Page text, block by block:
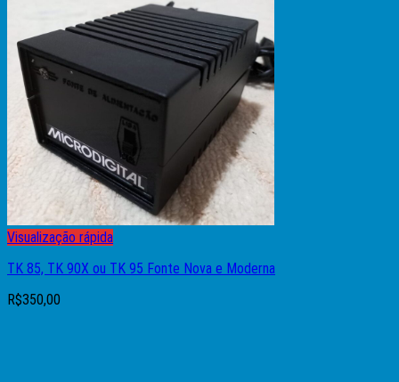
Visualização rápida
TK 85, TK 90X ou TK 95 Fonte Nova e Moderna
R$350,00